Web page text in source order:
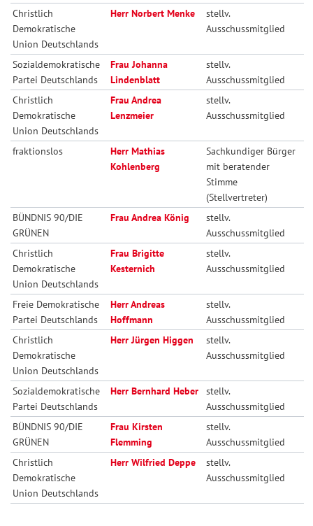
Christlich
Demokratische
Union Deutschlands
Herr Norbert Menke
stellv.
Ausschussmitglied
Sozialdemokratische
Partei Deutschlands
Frau Johanna
Lindenblatt
stellv.
Ausschussmitglied
Christlich
Demokratische
Union Deutschlands
Frau Andrea
Lenzmeier
stellv.
Ausschussmitglied
fraktionslos
Herr Mathias
Kohlenberg
Sachkundiger Bürger
mit beratender
Stimme
(Stellvertreter)
BÜNDNIS 90/DIE
GRÜNEN
Frau Andrea König
stellv.
Ausschussmitglied
Christlich
Demokratische
Union Deutschlands
Frau Brigitte
Kesternich
stellv.
Ausschussmitglied
Freie Demokratische
Partei Deutschlands
Herr Andreas
Hoffmann
stellv.
Ausschussmitglied
Christlich
Demokratische
Union Deutschlands
Herr Jürgen Higgen
stellv.
Ausschussmitglied
Sozialdemokratische
Partei Deutschlands
Herr Bernhard Heber
stellv.
Ausschussmitglied
BÜNDNIS 90/DIE
GRÜNEN
Frau Kirsten
Flemming
stellv.
Ausschussmitglied
Christlich
Demokratische
Union Deutschlands
Herr Wilfried Deppe
stellv.
Ausschussmitglied